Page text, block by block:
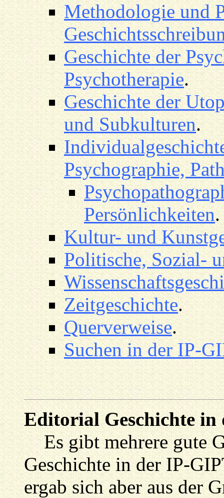
Methodologie und
Geschichte der
Psychotherapie.
Geschichte der
und Subkulturen.
Psychographie,
Persönlichkeiten.
Kultur- und
Politische, Sozial-
Zeitgeschichte.
Querverweise.
Suchen in der IP-
Editorial Geschichte
Es gibt mehrere gute
Geschichte in der IP-
ergab sich aber aus der